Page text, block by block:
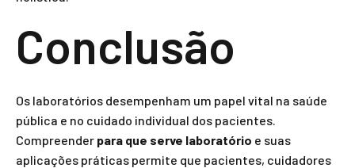
Conclusão
Os laboratórios desempenham um papel vital na saúde
pública e no cuidado individual dos pacientes.
Compreender para que serve laboratório e suas
aplicações práticas permite que pacientes, cuidadores